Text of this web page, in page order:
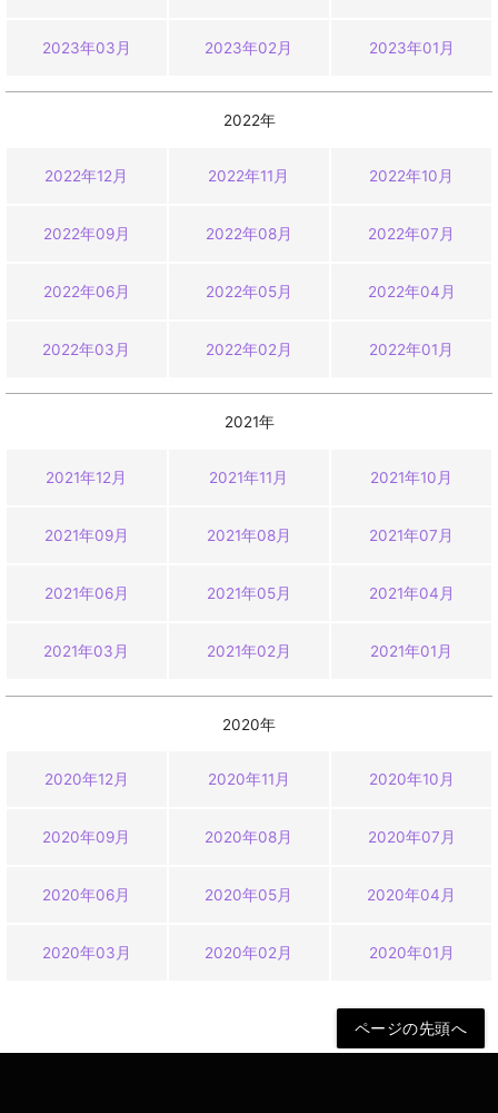
2023年03月 2023年02月 2023年01月
2022年
2022年12月 2022年11月 2022年10月
2022年09月 2022年08月 2022年07月
2022年06月 2022年05月 2022年04月
2022年03月 2022年02月 2022年01月
2021年
2021年12月 2021年11月 2021年10月
2021年09月 2021年08月 2021年07月
2021年06月 2021年05月 2021年04月
2021年03月 2021年02月 2021年01月
2020年
2020年12月 2020年11月 2020年10月
2020年09月 2020年08月 2020年07月
2020年06月 2020年05月 2020年04月
2020年03月 2020年02月 2020年01月